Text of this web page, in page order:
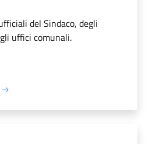
del Sindaco, degli
uffici comunali.